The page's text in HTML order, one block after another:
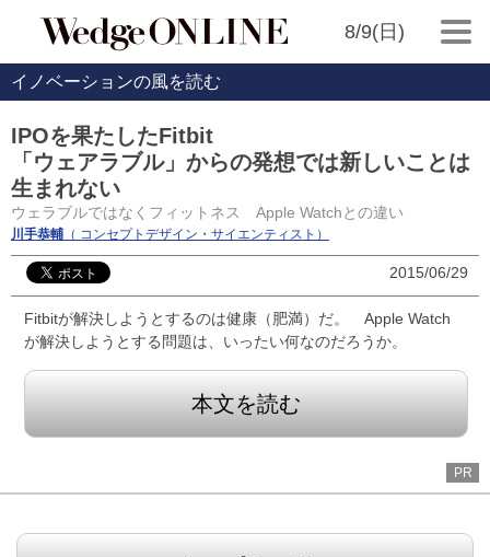
8/9(日)
イノベーションの風を読む
IPOを果たしたFitbit
「ウェアラブル」からの発想では新しいことは
生まれない
ウェラブルではなくフィットネス Apple Watchとの違い
川手恭輔 （ コンセプトデザイン・サイエンティスト）
2015/06/29
Fitbitが解決しようとするのは健康（肥満）だ。 Apple Watch
が解決しようとする問題は、いったい何なのだろうか。
本文を読む
PR